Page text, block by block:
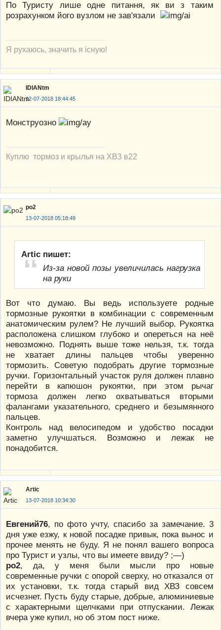
По Туристу лише одне питання, як ви з таким
розрахунком його вузлом не зав'язали
Я рухаюсь, значить я існую!
IDIANtm
12-07-2018 18:44:45
Монструозно
Куплю тормоз и крылья на ХВЗ в22
po2
13-07-2018 05:18:49
Artic пишет:
Из-за новой позы увеличилась нагрузка
на руки
Вот что думаю. Вы ведь используете родные
тормозные рукоятки в комбинации с современным
анатомическим рулем? Не лучший выбор. Рукоятка
расположена слишком глубоко и опереться на неё
невозможно. Поднять выше тоже нельзя, т.к. тогда
не хватает длины пальцев чтобы уверенно
тормозить. Советую подобрать другие тормозные
ручки. Горизонтальный участок руля должен плавно
перейти в капюшон рукоятки, при этом рычаг
тормоза должен легко охватываться вторыми
фалангами указательного, среднего и безымянного
пальцев.
Контроль над велосипедом и удобство посадки
заметно улучшаться. Возможно и лежак не
понадобится.
Artic
13-07-2018 10:34:30
Евгений76, по фото учту, спасибо за замечание. 3
дня уже езжу, к новой посадке привык, пока вынос и
прочее менять не буду. Я не понял вашего вопроса
про Турист и узлы, что вы имеете ввиду? ;—)
po2, да, у меня были мысли про новые
современные ручки с опорой сверху, но отказался от
их установки, т.к. тогда старый вид ХВЗ совсем
исчезнет. Пусть буду старые, добрые, алюминиевые
с характерными щелчками при отпускании. Лежак
вчера уже купил, но об этом пост ниже.